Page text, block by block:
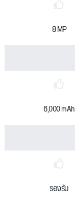
8 MP
6,000 mAh
รองรับ